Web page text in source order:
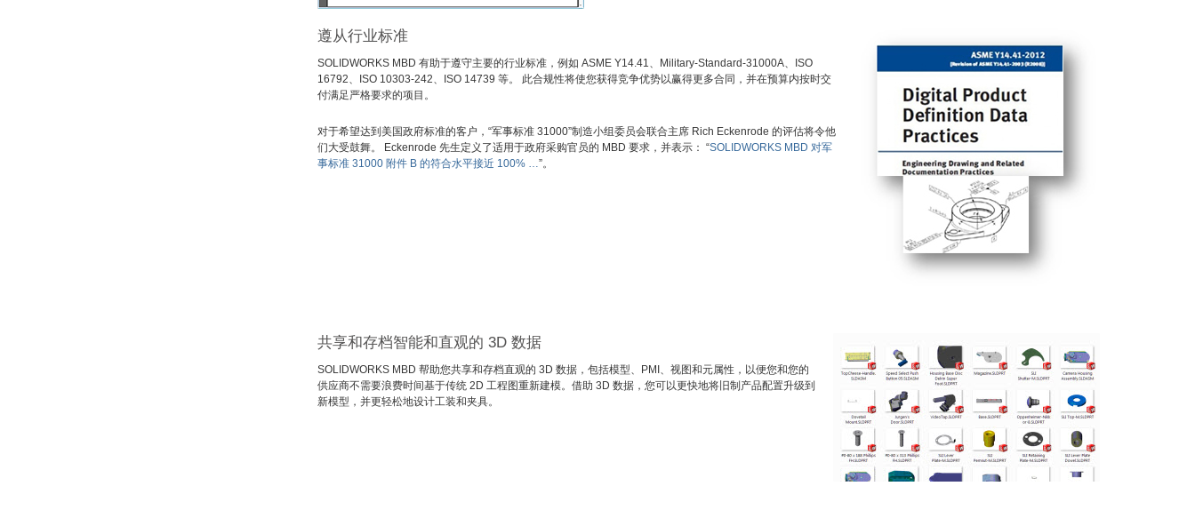
遵从行业标准
SOLIDWORKS MBD 有助于遵守主要的行业标准，例如 ASME Y14.41、Military-Standard-31000A、ISO
16792、ISO 10303-242、ISO 14739 等。 此合规性将使您获得竞争优势以赢得更多合同，并在预算内按时交
付满足严格要求的项目。
对于希望达到美国政府标准的客户，“军事标准 31000”制造小组委员会联合主席 Rich Eckenrode 的评估将令他
们大受鼓舞。 Eckenrode 先生定义了适用于政府采购官员的 MBD 要求，并表示： “SOLIDWORKS MBD 对军
事标准 31000 附件 B 的符合水平接近 100% …”。
共享和存档智能和直观的 3D 数据
SOLIDWORKS MBD 帮助您共享和存档直观的 3D 数据，包括模型、PMI、视图和元属性，以便您和您的
供应商不需要浪费时间基于传统 2D 工程图重新建模。借助 3D 数据，您可以更快地将旧制产品配置升级到
新模型，并更轻松地设计工装和夹具。